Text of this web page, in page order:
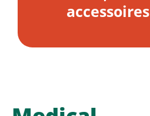
accessoires